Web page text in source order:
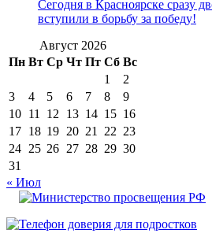
Сегодня в Красноярске сразу
вступили в борьбу за победу!
Август 2026
Пн Вт Ср Чт Пт Сб Вс
1
2
3
4 5 6 7 8
9
10 11 12 13 14 15 16
17 18 19 20 21 22 23
24 25 26 27 28 29 30
31
« Июл